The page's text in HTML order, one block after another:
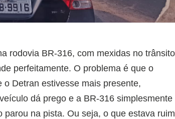
rodovia BR-316, com mexidas no trânsito
perfeitamente. O problema é que o
Detran estivesse mais presente,
dá prego e a BR-316 simplesmente
na pista. Ou seja, o que estava